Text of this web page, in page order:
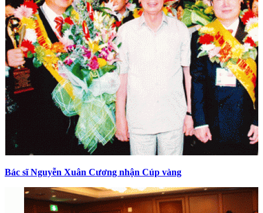
Bác sĩ Nguyễn Xuân Cương nhận Cúp vàng